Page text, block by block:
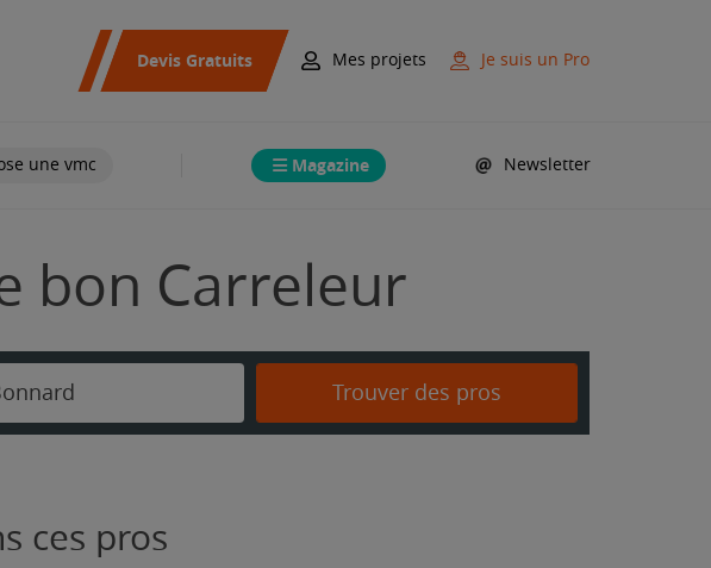
Devis Gratuits Mes projets Je suis un Pro
une vmc Magazine Newsletter
bon Carreleur
Trouver des pros
ces pros